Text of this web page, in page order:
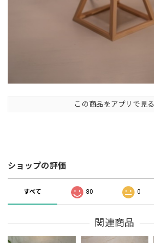
この商品をアプリで見る
ショップの評価
すべて 80 0
関連商品